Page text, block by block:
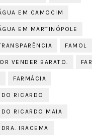
EM CAMOCIM
EM MARTINÓPOLE
FAMOL
VENDER BARATO. FAR
FARMÁCIA
RICARDO
DO RICARDO MAIA
IRACEMA